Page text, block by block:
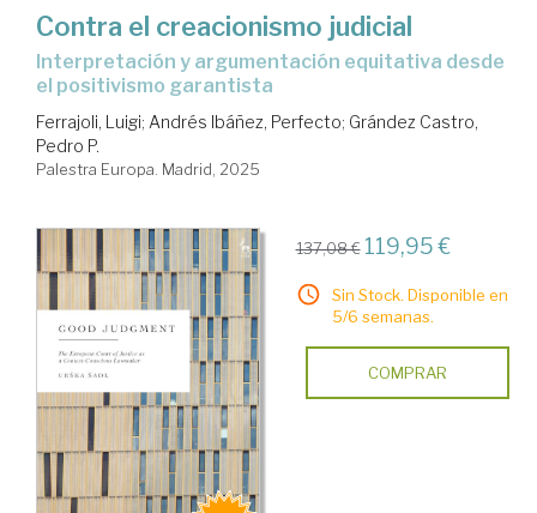
Contra el creacionismo judicial
Interpretación y argumentación equitativa desde
el positivismo garantista
Ferrajoli, Luigi; Andrés Ibáñez, Perfecto; Grández Castro,
Pedro P.
Palestra Europa. Madrid, 2025
137,08 € 119,95 €
Sin Stock. Disponible en
5/6 semanas.
COMPRAR